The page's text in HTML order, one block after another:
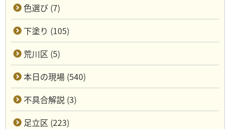
色選び (7)
下塗り (105)
荒川区 (5)
本日の現場 (540)
不具合解説 (3)
足立区 (223)